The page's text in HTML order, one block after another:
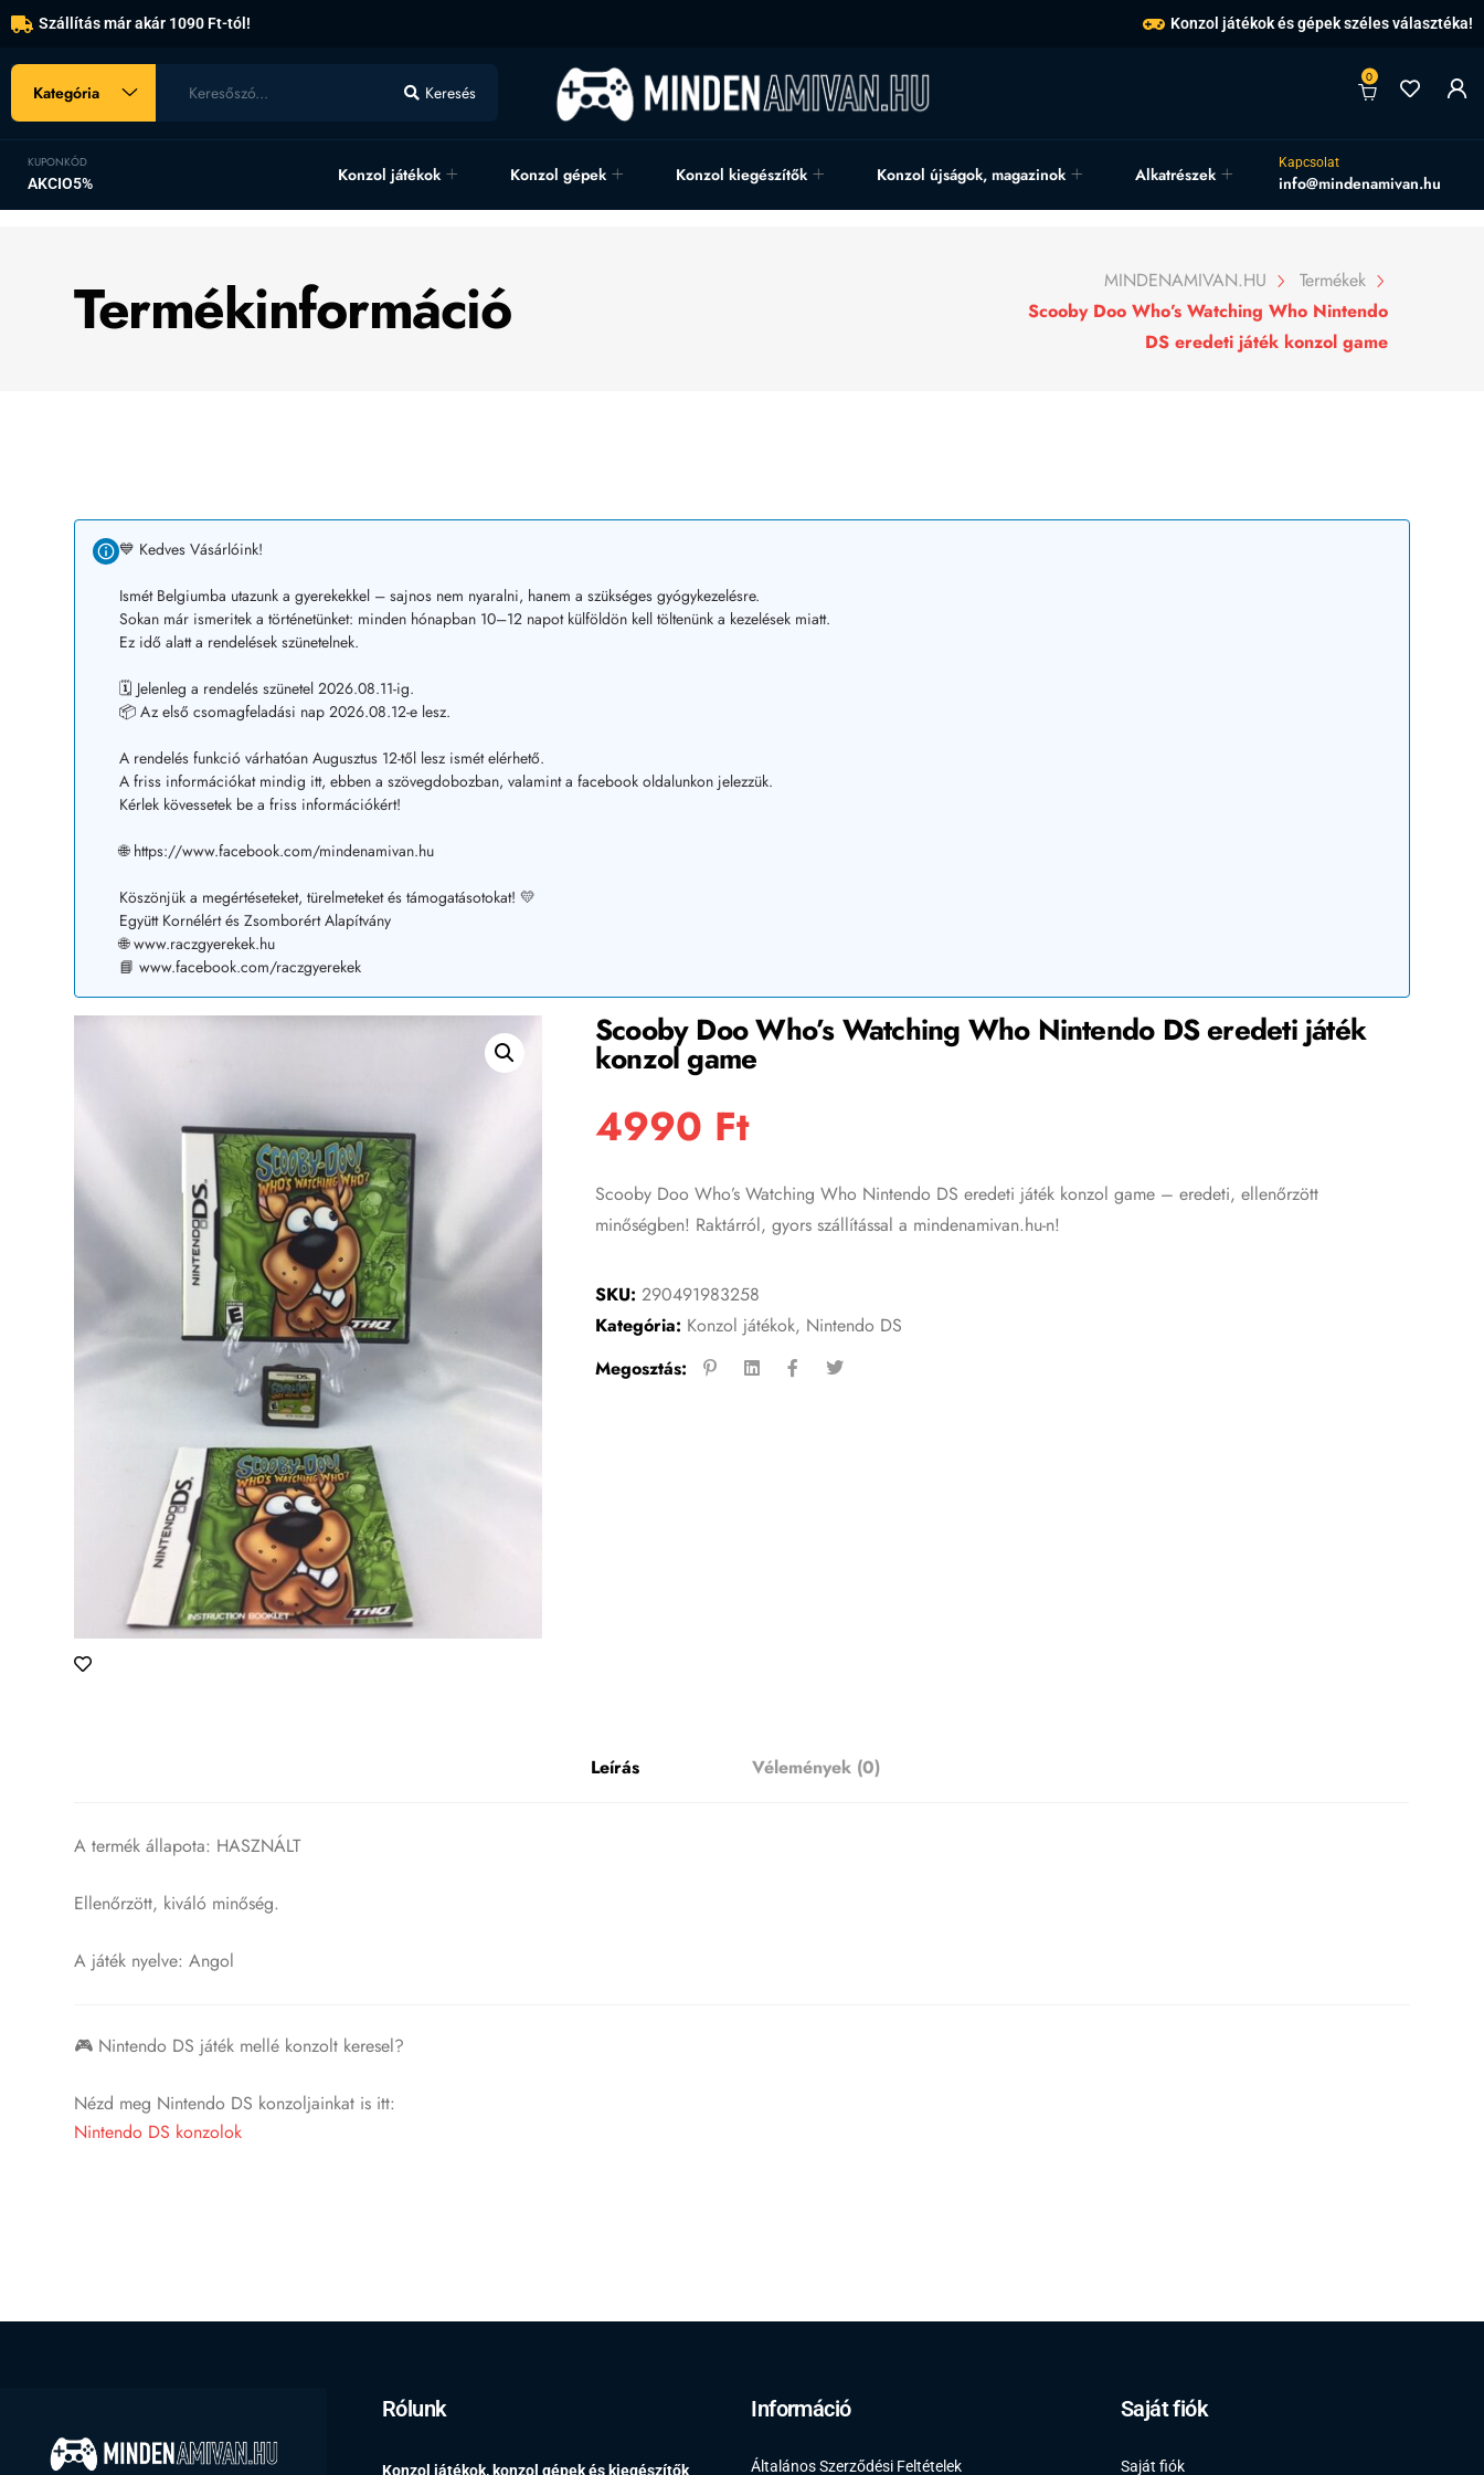
Szállítás már akár 1090 Ft-tól! Konzol játékok és gépek széles választéka!
Kategória Keresés
0
KUPONKÓD
AKCIO5% Konzol játékok Konzol gépek Konzol kiegészítők Konzol újságok, magazinok Alkatrészek
Kapcsolat
info@mindenamivan.hu
Termékinformáció MINDENAMIVAN.HU
Termékek
Scooby Doo Who’s Watching Who Nintendo
DS eredeti játék konzol game
💙 Kedves Vásárlóink!
Ismét Belgiumba utazunk a gyerekekkel – sajnos nem nyaralni, hanem a szükséges gyógykezelésre.
Sokan már ismeritek a történetünket: minden hónapban 10–12 napot külföldön kell töltenünk a kezelések miatt.
Ez idő alatt a rendelések szünetelnek.
🗓️ Jelenleg a rendelés szünetel 2026.08.11-ig.
📦 Az első csomagfeladási nap 2026.08.12-e lesz.
A rendelés funkció várhatóan Augusztus 12-től lesz ismét elérhető.
A friss információkat mindig itt, ebben a szövegdobozban, valamint a facebook oldalunkon jelezzük.
Kérlek kövessetek be a friss információkért!
🌐 https://www.facebook.com/mindenamivan.hu
Köszönjük a megértéseteket, türelmeteket és támogatásotokat! 💛
Együtt Kornélért és Zsomborért Alapítvány
🌐 www.raczgyerekek.hu
📘 www.facebook.com/raczgyerekek
Scooby Doo Who’s Watching Who Nintendo DS eredeti játék
konzol game
4990 Ft
Scooby Doo Who’s Watching Who Nintendo DS eredeti játék konzol game – eredeti, ellenőrzött
minőségben! Raktárról, gyors szállítással a mindenamivan.hu-n!
SKU: 290491983258
Kategória: Konzol játékok, Nintendo DS
Megosztás:
Leírás Vélemények (0)
A termék állapota: HASZNÁLT
Ellenőrzött, kiváló minőség.
A játék nyelve: Angol
🎮 Nintendo DS játék mellé konzolt keresel?
Nézd meg Nintendo DS konzoljainkat is itt:
Nintendo DS konzolok
Rólunk
Konzol játékok, konzol gépek és kiegészítők
Információ
Általános Szerződési Feltételek
Saját fiók
Saját fiók